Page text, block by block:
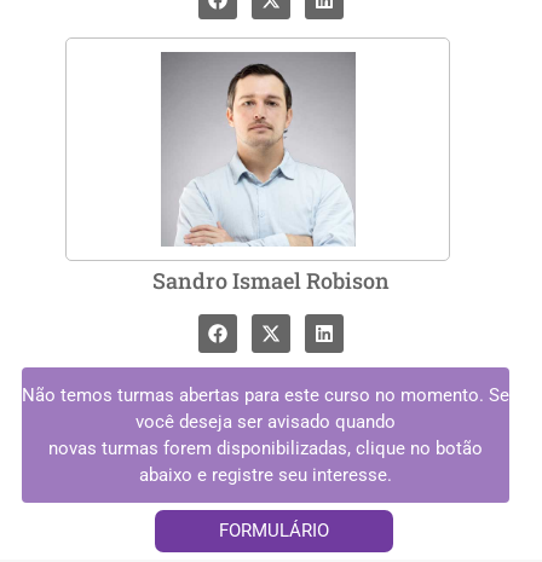
Sandro Ismael Robison
Não temos turmas abertas para este curso no momento. Se
você deseja ser avisado quando
novas turmas forem disponibilizadas, clique no botão
abaixo e registre seu interesse.
FORMULÁRIO